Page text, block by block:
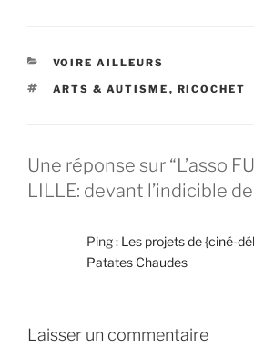
CATÉGORIES
VOIRE AILLEURS
ÉTIQUETTES
ARTS & AUTISME , RICOCHET
Une réponse sur “L’asso
LILLE: devant l’indicible de
Ping : Les projets de {ciné-
Patates Chaudes
Laisser un commentaire